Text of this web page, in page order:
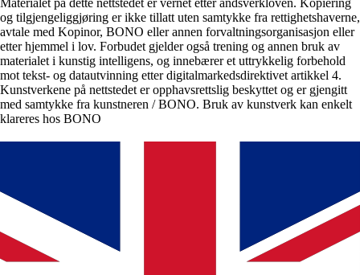
Materialet på dette nettstedet er vernet etter åndsverkloven. Kopiering
og tilgjengeliggjøring er ikke tillatt uten samtykke fra rettighetshaverne,
avtale med Kopinor, BONO eller annen forvaltningsorganisasjon eller
etter hjemmel i lov. Forbudet gjelder også trening og annen bruk av
materialet i kunstig intelligens, og innebærer et uttrykkelig forbehold
mot tekst- og datautvinning etter digitalmarkedsdirektivet artikkel 4.
Kunstverkene på nettstedet er opphavsrettslig beskyttet og er gjengitt
med samtykke fra kunstneren / BONO. Bruk av kunstverk kan enkelt
klareres hos BONO